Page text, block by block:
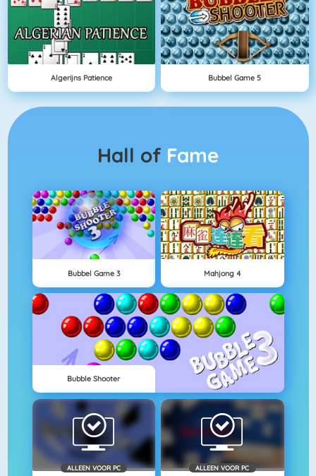
Algerijns Patience Bubbel Game 5
Hall of Fame
Bubbel Game 3 Mahjong 4
Bubble Shooter
ALLEEN VOOR PC ALLEEN VOOR PC